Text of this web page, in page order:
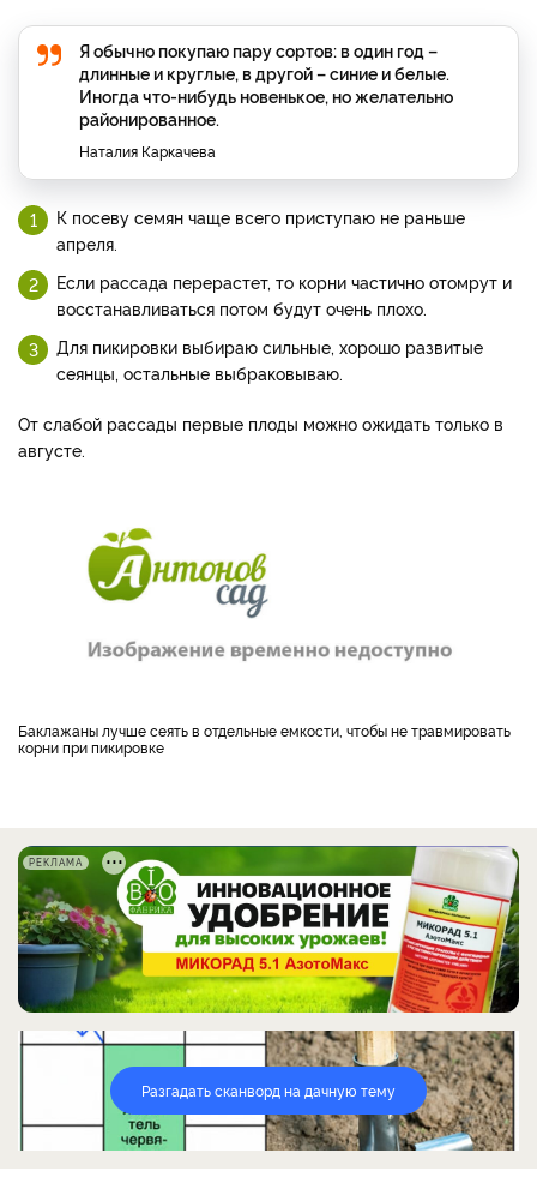
Я обычно покупаю пару сортов: в один год –
длинные и круглые, в другой – синие и белые.
Иногда что-нибудь новенькое, но желательно
районированное.
Наталия Каркачева
К посеву семян чаще всего приступаю не раньше
апреля.
Если рассада перерастет, то корни частично отомрут и
восстанавливаться потом будут очень плохо.
Для пикировки выбираю сильные, хорошо развитые
сеянцы, остальные выбраковываю.
От слабой рассады первые плоды можно ожидать только в
августе.
Баклажаны лучше сеять в отдельные емкости, чтобы не травмировать
корни при пикировке
РЕКЛАМА
Разгадать сканворд на дачную тему